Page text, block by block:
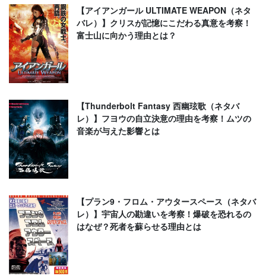
【アイアンガール ULTIMATE WEAPON（ネタ
バレ）】クリスが記憶にこだわる真意を考察！
富士山に向かう理由とは？
【Thunderbolt Fantasy 西幽玹歌（ネタバ
レ）】フヨウの自立決意の理由を考察！ムツの
音楽が与えた影響とは
【プラン9・フロム・アウタースペース（ネタバ
レ）】宇宙人の勘違いを考察！爆破を恐れるの
はなぜ？死者を蘇らせる理由とは